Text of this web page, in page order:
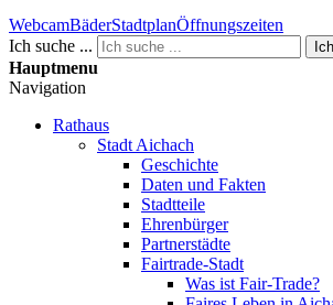
WebcamBäderStadtplanÖffnungszeiten
Ich suche ...
Hauptmenu
Navigation
Rathaus
Stadt Aichach
Geschichte
Daten und Fakten
Stadtteile
Ehrenbürger
Partnerstädte
Fairtrade-Stadt
Was ist Fair-Trade?